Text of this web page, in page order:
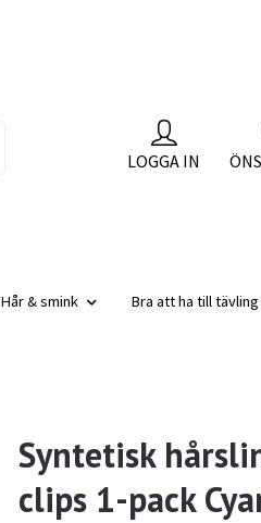
LOGGA IN
Hår & smink Bra att ha till tävling
Syntetisk
clips 1-pack